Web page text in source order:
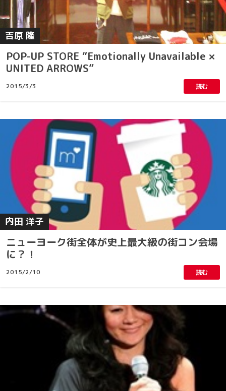
吉原 隆
POP-UP STORE “Emotionally Unavailable ×
UNITED ARROWS”
2015/3/3 読む
内田 洋子
ニューヨーク街全体が史上最大級の街コン会場
に？！
2015/2/10 読む